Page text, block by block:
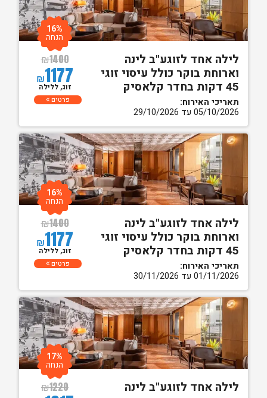
לילה אחד לזוגע"ב לינה
וארוחת בוקר כולל עיסוי זוגי
45 דקות בחדר קלאסיק
תאריכי האירוח:
05/10/2026 עד 29/10/2026
₪1400
₪1177
16%
הנחה
זוג, ללילה
פרטים
לילה אחד לזוגע"ב לינה
וארוחת בוקר כולל עיסוי זוגי
45 דקות בחדר קלאסיק
תאריכי האירוח:
01/11/2026 עד 30/11/2026
₪1400
₪1177
16%
הנחה
זוג, ללילה
פרטים
לילה אחד לזוגע"ב לינה
₪1220
17%
הנחה